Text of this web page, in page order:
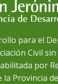
para el
Civil
por
la Provincia